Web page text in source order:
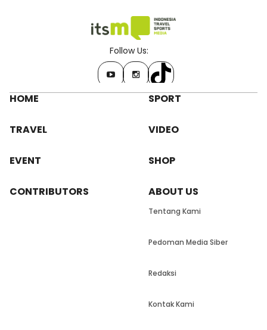
Follow Us:
HOME SPORT
TRAVEL VIDEO
EVENT SHOP
CONTRIBUTORS ABOUT US
Tentang Kami
Pedoman Media Siber
Redaksi
Kontak Kami